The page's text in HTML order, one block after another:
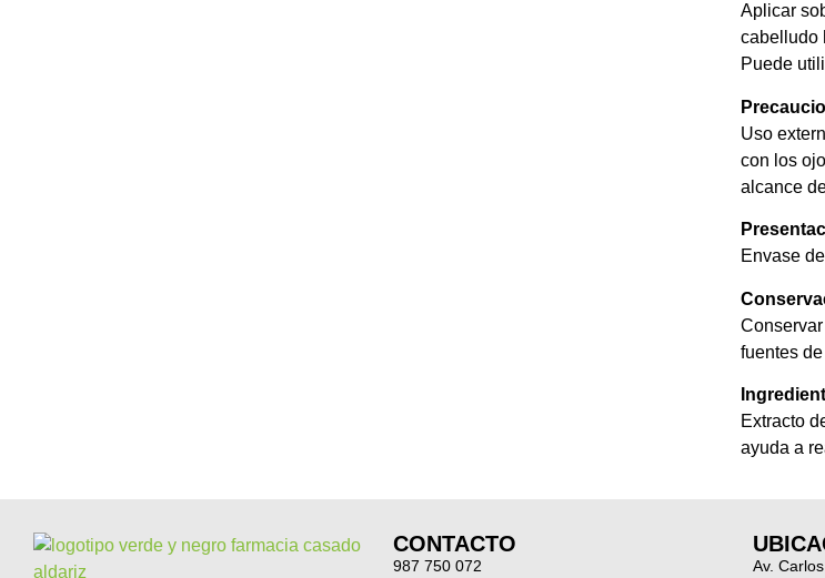
Aplicar
cabelludo
Puede
Uso
con los
alcance
Envase
fuentes
Extracto
ayuda a
CONTACTO
987 750 072 Av.